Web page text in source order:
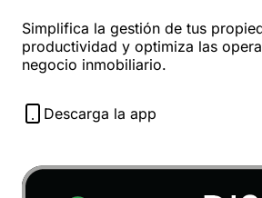
Simplifica la gestión de tus
productividad y optimiza las
negocio inmobiliario.
Descarga la app